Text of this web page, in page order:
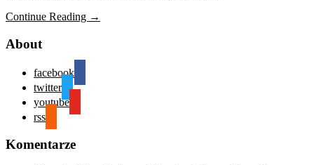
Continue Reading →
About
facebook
twitter
youtube
rss
Komentarze